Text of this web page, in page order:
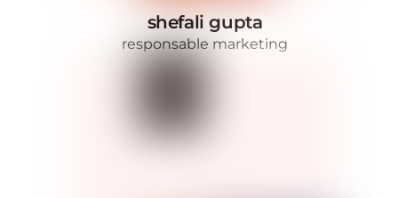
shefali gupta
responsable marketing